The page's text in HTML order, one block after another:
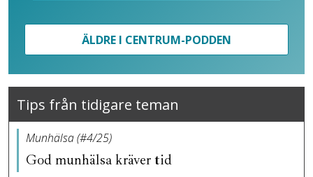
ÄLDRE I CENTRUM-PODDEN
Tips från tidigare teman
Munhälsa (#4/25)
God munhälsa kräver tid